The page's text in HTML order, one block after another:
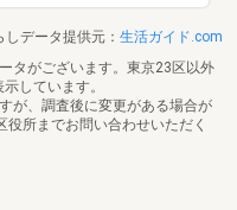
しデータ提供元： 生活ガイド.com
タがございます。東京23区以外
しています。
が、調査後に変更がある場合が
所までお問い合わせいただく